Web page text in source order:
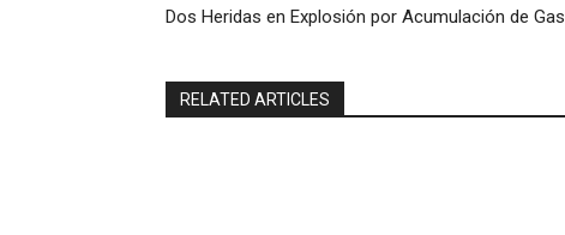
Dos Heridas en Explosión por Acumulación de Gas
RELATED ARTICLES